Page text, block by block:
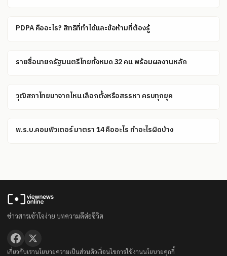
PDPA คืออะไร? สิทธิที่ทำได้และข้อห้ามที่ต้องรู้
รายชื่อนายกรัฐมนตรีไทยทั้งหมด 32 คน พร้อมผลงานหลัก
วุฒิสภาไทยมาจากไหน เลือกตั้งหรือสรรหา ครบทุกยุค
พ.ร.บ.คอมพิวเตอร์ มาตรา 14 คืออะไร ทำอะไรผิดบ้าง
ข่าวสารเข้าใจง่าย บทความดีต่อชีวิต
เกี่ยวกับเรานโยบายความเป็นส่วนตัวเงื่อนไขการใช้งานนโยบายคุกกี้